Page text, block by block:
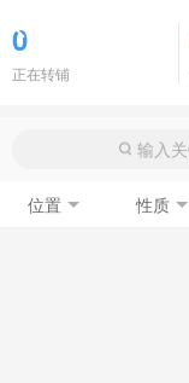
0
正在转铺
位置 性质